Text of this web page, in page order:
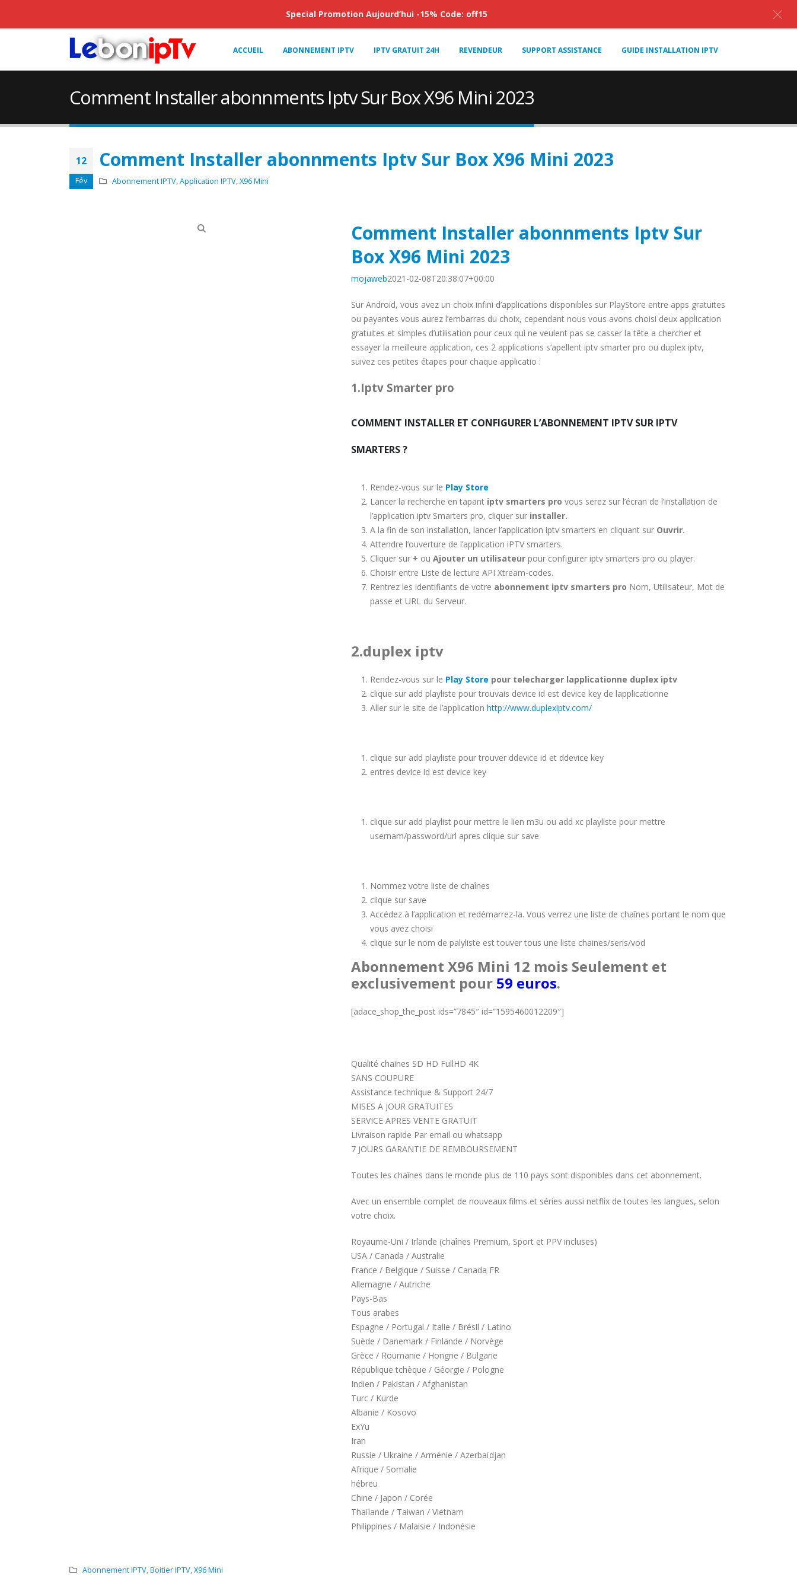
ACCUEIL ABONNEMENT IPTV IPTV GRATUIT 24H REVENDEUR SUPPORT ASSISTANCE GUIDE INSTALLATION IPTV
Comment Installer abonnments Iptv Sur Box X96 Mini 2023
12
Fév
Comment Installer abonnments Iptv Sur Box X96 Mini 2023
Abonnement IPTV,Application IPTV,X96 Mini
Comment Installer abonnments Iptv Sur
Box X96 Mini 2023
mojaweb2021-02-08T20:38:07+00:00
Sur Android, vous avez un choix infini d’applications disponibles sur PlayStore entre apps gratuites
ou payantes vous aurez l’embarras du choix, cependant nous vous avons choisi deux application
gratuites et simples d’utilisation pour ceux qui ne veulent pas se casser la tête a chercher et
essayer la meilleure application, ces 2 applications s’apellent iptv smarter pro ou duplex iptv,
suivez ces petites étapes pour chaque applicatio :
1.Iptv Smarter pro
COMMENT INSTALLER ET CONFIGURER L’ABONNEMENT IPTV SUR IPTV
SMARTERS ?
Rendez-vous sur le Play Store
Lancer la recherche en tapant iptv smarters pro vous serez sur l’écran de l’installation de
l’application iptv Smarters pro, cliquer sur installer.
A la fin de son installation, lancer l’application iptv smarters en cliquant sur Ouvrir.
Attendre l’ouverture de l’application iPTV smarters.
Cliquer sur + ou Ajouter un utilisateur pour configurer iptv smarters pro ou player.
Choisir entre Liste de lecture API Xtream-codes.
Rentrez les identifiants de votre abonnement iptv smarters pro Nom, Utilisateur, Mot de
passe et URL du Serveur.
2.duplex iptv
Rendez-vous sur le Play Store pour telecharger lapplicationne duplex iptv
clique sur add playliste pour trouvais device id est device key de lapplicationne
Aller sur le site de l’application http://www.duplexiptv.com/
clique sur add playliste pour trouver ddevice id et ddevice key
entres device id est device key
clique sur add playlist pour mettre le lien m3u ou add xc playliste pour mettre
usernam/password/url apres clique sur save
Nommez votre liste de chaînes
clique sur save
Accédez à l’application et redémarrez-la. Vous verrez une liste de chaînes portant le nom que
vous avez choisi
clique sur le nom de palyliste est touver tous une liste chaines/seris/vod
Abonnement X96 Mini 12 mois Seulement et
exclusivement pour 59 euros.
[adace_shop_the_post ids=”7845″ id=”1595460012209″]
Qualité chaines SD HD FullHD 4K
SANS COUPURE
Assistance technique & Support 24/7
MISES A JOUR GRATUITES
SERVICE APRES VENTE GRATUIT
Livraison rapide Par email ou whatsapp
7 JOURS GARANTIE DE REMBOURSEMENT
Toutes les chaînes dans le monde plus de 110 pays sont disponibles dans cet abonnement.
Avec un ensemble complet de nouveaux films et séries aussi netflix de toutes les langues, selon
votre choix.
Royaume-Uni / Irlande (chaînes Premium, Sport et PPV incluses)
USA / Canada / Australie
France / Belgique / Suisse / Canada FR
Allemagne / Autriche
Pays-Bas
Tous arabes
Espagne / Portugal / Italie / Brésil / Latino
Suède / Danemark / Finlande / Norvège
Grèce / Roumanie / Hongrie / Bulgarie
République tchèque / Géorgie / Pologne
Indien / Pakistan / Afghanistan
Turc / Kurde
Albanie / Kosovo
ExYu
Iran
Russie / Ukraine / Arménie / Azerbaïdjan
Afrique / Somalie
hébreu
Chine / Japon / Corée
Thaïlande / Taiwan / Vietnam
Philippines / Malaisie / Indonésie
Abonnement IPTV,Boitier IPTV,X96 Mini
Special Promotion Aujourd’hui -15% Code: off15